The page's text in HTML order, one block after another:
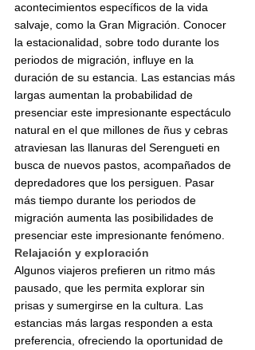
acontecimientos específicos de la vida
salvaje, como la Gran Migración. Conocer
la estacionalidad, sobre todo durante los
periodos de migración, influye en la
duración de su estancia. Las estancias más
largas aumentan la probabilidad de
presenciar este impresionante espectáculo
natural en el que millones de ñus y cebras
atraviesan las llanuras del Serengueti en
busca de nuevos pastos, acompañados de
depredadores que los persiguen. Pasar
más tiempo durante los periodos de
migración aumenta las posibilidades de
presenciar este impresionante fenómeno.
Relajación y exploración
Algunos viajeros prefieren un ritmo más
pausado, que les permita explorar sin
prisas y sumergirse en la cultura. Las
estancias más largas responden a esta
preferencia, ofreciendo la oportunidad de